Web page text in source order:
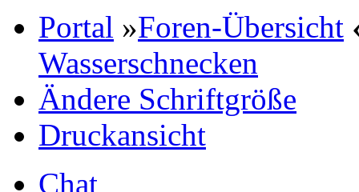
Portal »Foren-Übersicht
Wasserschnecken
Ändere Schriftgröße
Druckansicht
Chat